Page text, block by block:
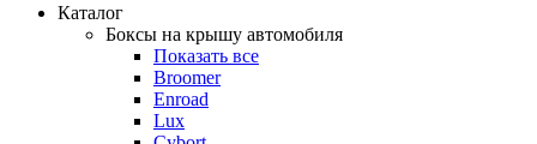
Каталог
Боксы на крышу автомобиля
Показать все
Broomer
Enroad
Lux